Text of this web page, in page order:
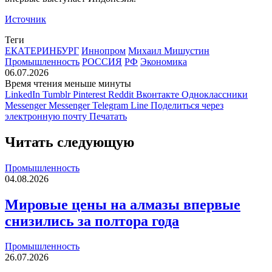
Источник
Теги
ЕКАТЕРИНБУРГ Иннопром Михаил Мишустин
Промышленность РОССИЯ РФ Экономика
06.07.2026
Время чтения меньше минуты
LinkedIn Tumblr Pinterest Reddit Вконтакте Одноклассники
Messenger Messenger Telegram Line Поделиться через
электронную почту Печатать
Читать следующую
Промышленность
04.08.2026
Мировые цены на алмазы впервые
снизились за полтора года
Промышленность
26.07.2026